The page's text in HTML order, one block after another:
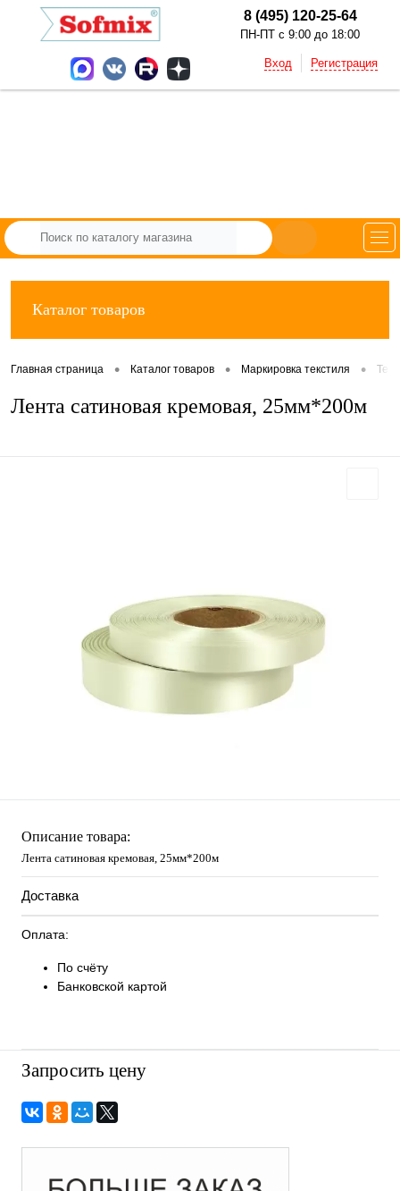
8 (495) 120-25-64
ПН-ПТ с 9:00 до 18:00
Вход Регистрация
Каталог товаров
Главная страница • Каталог товаров • Маркировка текстиля •
Лента сатиновая кремовая, 25мм*200м
Описание товара:
Лента сатиновая кремовая, 25мм*200м
Доставка
Оплата:
По счёту
Банковской картой
Запросить цену